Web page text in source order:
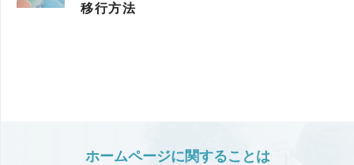
移行方法
ホームページに関することは